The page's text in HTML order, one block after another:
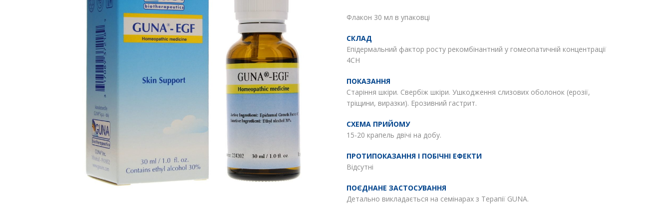
Флакон 30 мл в упаковці
СКЛАД
Епідермальний фактор росту рекомбінантний у гомеопатичній концентрації
4CH
ПОКАЗАННЯ
Старіння шкіри. Свербіж шкіри. Ушкодження слизових оболонок (ерозії,
тріщини, виразки). Ерозивний гастрит.
СХЕМА ПРИЙОМУ
15-20 крапель двічі на добу.
ПРОТИПОКАЗАННЯ І ПОБІЧНІ ЕФЕКТИ
Відсутні
ПОЄДНАНЕ ЗАСТОСУВАННЯ
Детально викладається на семінарах з Терапії GUNA.